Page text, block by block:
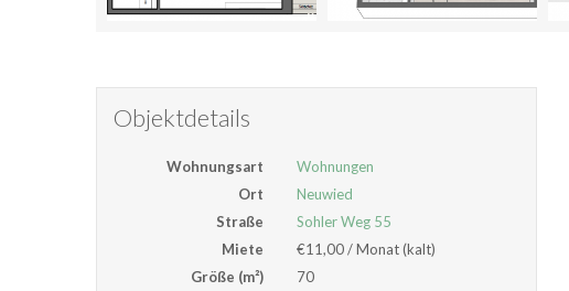
Objektdetails
Wohnungsart
Wohnungen
Ort
Neuwied
Straße
Sohler Weg 55
Miete
€11,00/ Monat (kalt)
Größe (m²)
70